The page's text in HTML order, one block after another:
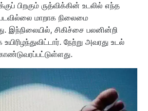
பிறகும் ருத்விக்கின் உடலில் எந்த
மாறாக நிலைமை
இந்நிலையில், சிகிச்சை பலனின்றி
உயிரிழந்துவிட்டார். நேற்று அவரது உடல்